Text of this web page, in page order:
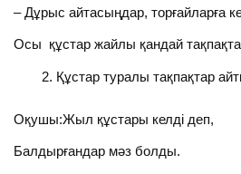
– Дұрыс айтасыңдар, торғайларға
Осы құстар жайлы қандай
Құстар туралы тақпақтар
Оқушы:Жыл құстары келді деп,
Балдырғандар мәз болды.